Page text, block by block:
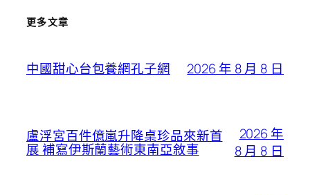
更多文章
中國甜心台包養網孔子網 2026 年 8 月 8 日
盧浮宮百件億嵐升降桌珍品來新首
展 補寫伊斯蘭藝術東南亞敘事
2026 年
8 月 8 日